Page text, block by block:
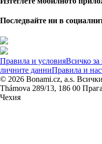
Последвайте ни в
Правила и условияВсичко за
личните данниПравила и
© 2026 Bonami.cz, a.s.
Thámova 289/13, 186 00 Прага
Чехия